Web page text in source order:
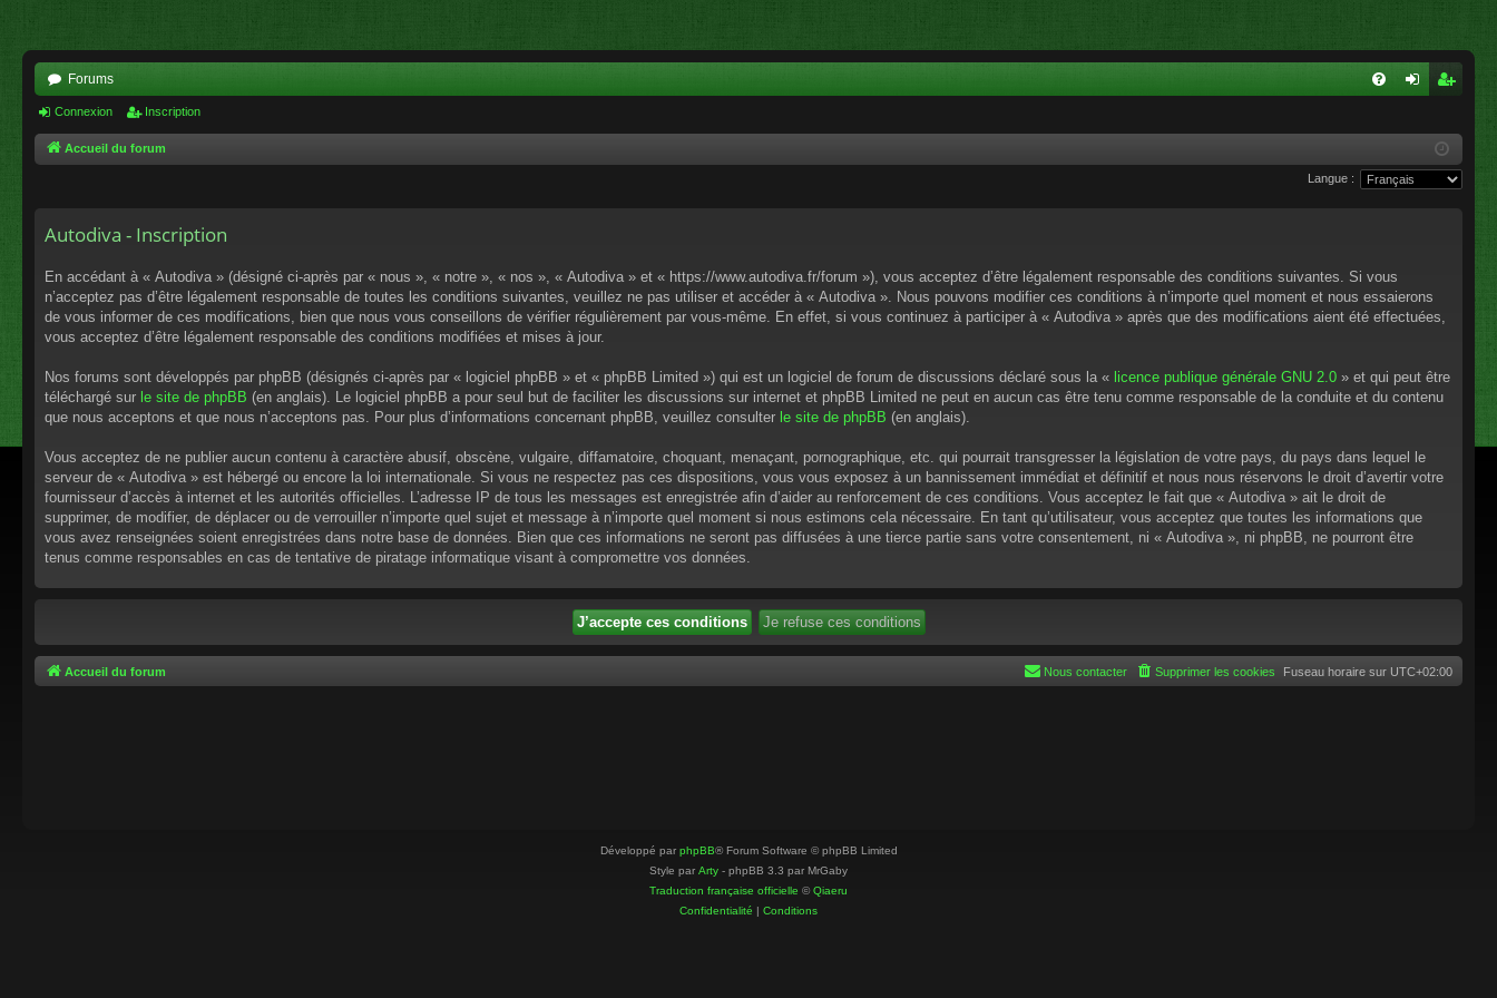
Forums
xi
cri
pti
Connexion Inscription
Accueil du forum
Langue :
Autodiva - Inscription
En accédant à « Autodiva » (désigné ci-après par « nous », « notre », « nos », « Autodiva » et « https://www.autodiva.fr/forum »), vous acceptez d’être légalement responsable des conditions suivantes. Si vous
n’acceptez pas d’être légalement responsable de toutes les conditions suivantes, veuillez ne pas utiliser et accéder à « Autodiva ». Nous pouvons modifier ces conditions à n’importe quel moment et nous essaierons
de vous informer de ces modifications, bien que nous vous conseillons de vérifier régulièrement par vous-même. En effet, si vous continuez à participer à « Autodiva » après que des modifications aient été effectuées,
vous acceptez d’être légalement responsable des conditions modifiées et mises à jour.
Nos forums sont développés par phpBB (désignés ci-après par « logiciel phpBB » et « phpBB Limited ») qui est un logiciel de forum de discussions déclaré sous la « licence publique générale GNU 2.0 » et qui peut être
téléchargé sur le site de phpBB (en anglais). Le logiciel phpBB a pour seul but de faciliter les discussions sur internet et phpBB Limited ne peut en aucun cas être tenu comme responsable de la conduite et du contenu
que nous acceptons et que nous n’acceptons pas. Pour plus d’informations concernant phpBB, veuillez consulter le site de phpBB (en anglais).
Vous acceptez de ne publier aucun contenu à caractère abusif, obscène, vulgaire, diffamatoire, choquant, menaçant, pornographique, etc. qui pourrait transgresser la législation de votre pays, du pays dans lequel le
serveur de « Autodiva » est hébergé ou encore la loi internationale. Si vous ne respectez pas ces dispositions, vous vous exposez à un bannissement immédiat et définitif et nous nous réservons le droit d’avertir votre
fournisseur d’accès à internet et les autorités officielles. L’adresse IP de tous les messages est enregistrée afin d’aider au renforcement de ces conditions. Vous acceptez le fait que « Autodiva » ait le droit de
supprimer, de modifier, de déplacer ou de verrouiller n’importe quel sujet et message à n’importe quel moment si nous estimons cela nécessaire. En tant qu’utilisateur, vous acceptez que toutes les informations que
vous avez renseignées soient enregistrées dans notre base de données. Bien que ces informations ne seront pas diffusées à une tierce partie sans votre consentement, ni « Autodiva », ni phpBB, ne pourront être
tenus comme responsables en cas de tentative de piratage informatique visant à compromettre vos données.
Accueil du forum Fuseau horaire sur UTC+02:00
Supprimer les cookies
Nous contacter
Développé par phpBB® Forum Software © phpBB Limited
Style par Arty - phpBB 3.3 par MrGaby
Traduction française officielle ©Qiaeru
Confidentialité | Conditions